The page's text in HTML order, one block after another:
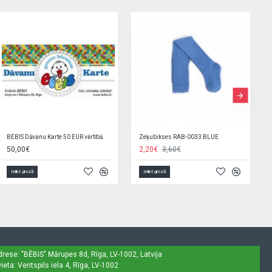
Elektroniskais seifs-krājkase 23545
11,90€
Ielikt grozā
15,50€
Ielikt grozā
"BĒBIS" Mārupes 8d, Rīga, LV-1002, Latvija
Ventspils iela 4, Rīga, LV-1002